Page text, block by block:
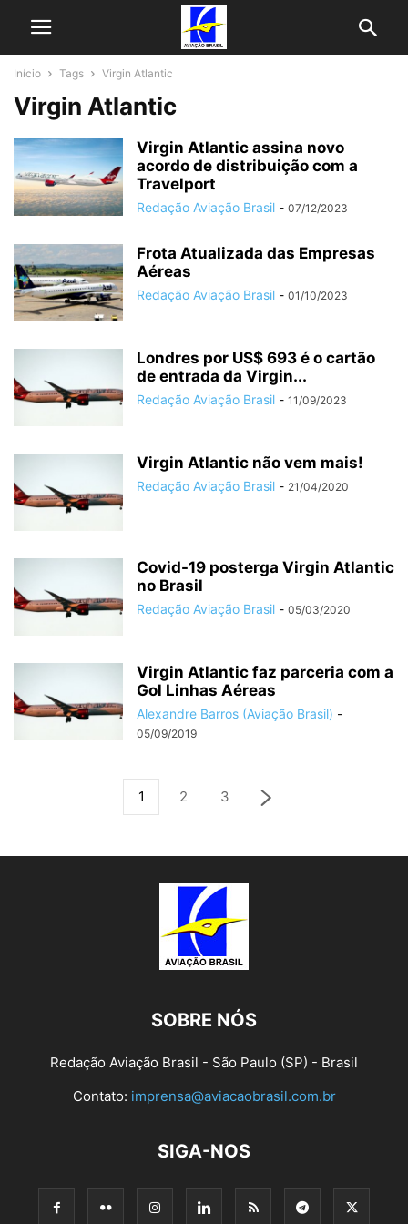
Início Tags Virgin Atlantic
Virgin Atlantic
Virgin Atlantic assina novo
acordo de distribuição com a
Travelport
Redação Aviação Brasil - 07/12/2023
Frota Atualizada das Empresas
Aéreas
Redação Aviação Brasil - 01/10/2023
Londres por US$ 693 é o cartão
de entrada da Virgin...
Redação Aviação Brasil - 11/09/2023
Virgin Atlantic não vem mais!
Redação Aviação Brasil - 21/04/2020
Covid-19 posterga Virgin Atlantic
no Brasil
Redação Aviação Brasil - 05/03/2020
Virgin Atlantic faz parceria com a
Gol Linhas Aéreas
Alexandre Barros (Aviação Brasil) -
05/09/2019
1 2 3
SOBRE NÓS
Redação Aviação Brasil - São Paulo (SP) - Brasil
Contato: imprensa@aviacaobrasil.com.br
SIGA-NOS